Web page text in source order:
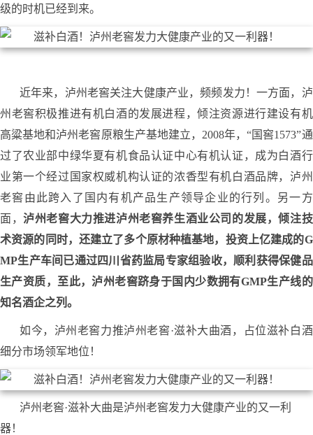
级的时机已经到来。
近年来，泸州老窖关注大健康产业，频频发力！一方面，泸
州老窖积极推进有机白酒的发展进程，倾注资源进行建设有机
高粱基地和泸州老窖原粮生产基地建立，2008年，“国窖1573”通
过了农业部中绿华夏有机食品认证中心有机认证，成为白酒行
业第一个经过国家权威机构认证的浓香型有机白酒品牌，泸州
老窖由此跨入了国内有机产品生产领导企业的行列。另一方
面，泸州老窖大力推进泸州老窖养生酒业公司的发展，倾注技
术资源的同时，还建立了多个原材种植基地，投资上亿建成的G
MP生产车间已通过四川省药监局专家组验收，顺利获得保健品
生产资质，至此，泸州老窖跻身于国内少数拥有GMP生产线的
知名酒企之列。
如今，泸州老窖力推泸州老窖·滋补大曲酒，占位滋补白酒
细分市场领军地位！
泸州老窖·滋补大曲是泸州老窖发力大健康产业的又一利
器！